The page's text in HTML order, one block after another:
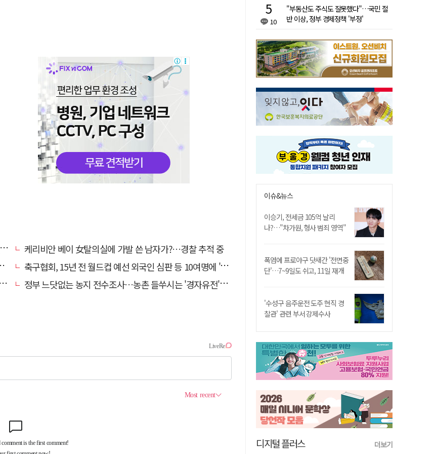
케리비안 베이 女탈의실에 가발 쓴 남자가?…경찰 추적 중
축구협회, 15년 전 월드컵 예선 외국인 심판 등 10여명에 '성 접대'
정부 느닷없는 농지 전수조사…농촌 들쑤시는 '경자유전'의 칼날
10
"부동산도 주식도 잘못했다"…국민 절
반 이상, 정부 경제정책 '부정'
이슈&뉴스
이승기, 전세금 105억 날리
나?…"차가원, 형사 범죄 영역"
폭염에 프로야구 닷새간 '전면중
단'…7~9일도 쉬고, 11일 재개
'수성구 음주운전 도주 현직 경
찰관' 관련 부서 강제수사
디지털 플러스 더보기